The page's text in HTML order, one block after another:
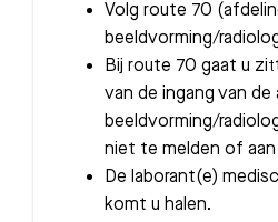
Volg route 70
beeldvorming/
Bij route 70 gaat u
van de ingang van
beeldvorming/
niet te melden of
De laborant(e)
komt u halen.